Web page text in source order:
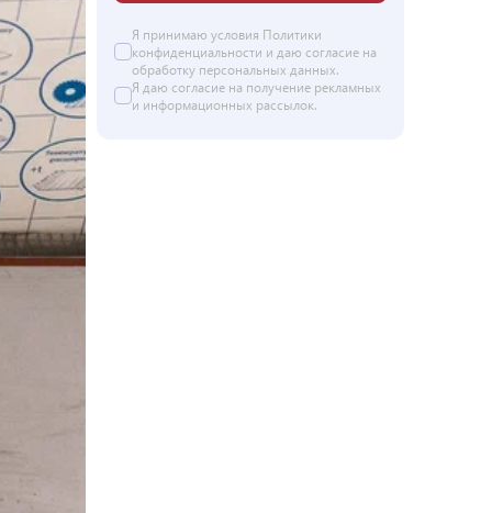
Я принимаю условия Политики
конфиденциальности и даю согласие на
обработку персональных данных.
Я даю согласие на получение рекламных
и информационных рассылок.